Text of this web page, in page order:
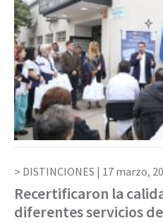
DISTINCIONES | 17 marzo,
Recertificaron la
diferentes servicios